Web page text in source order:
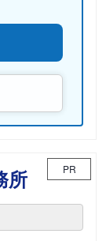
所 PR